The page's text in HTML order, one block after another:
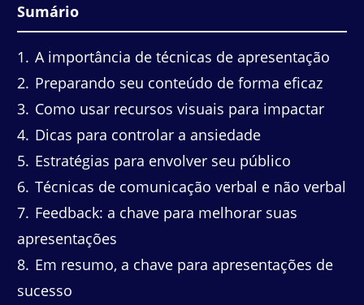
Sumário
1
A importância de técnicas de apresentação
2 Preparando seu conteúdo de forma eficaz
3 Como usar recursos visuais para impactar
4 Dicas para controlar a ansiedade
5 Estratégias para envolver seu público
6 Técnicas de comunicação verbal e não verbal
7 Feedback: a chave para melhorar suas
apresentações
8 Em resumo, a chave para apresentações de
sucesso